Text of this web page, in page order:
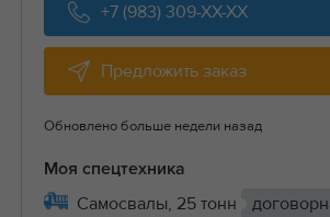
+7 (983) 309-XX-XX
Предложить заказ
Обновлено больше недели назад
Моя спецтехника
Самосвалы, 25 тонн